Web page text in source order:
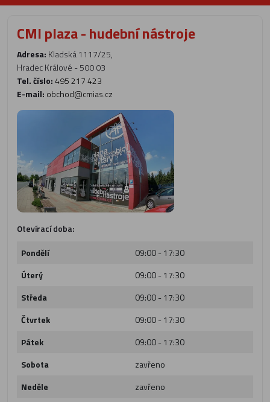
CMI plaza - hudební nástroje
Adresa: Kladská 1117/25,
Hradec Králové - 500 03
Tel. číslo:495 217 423
E-mail: obchod@cmias.cz
Otevírací doba:
Pondělí
09:00 - 17:30
Úterý
09:00 - 17:30
Středa
09:00 - 17:30
Čtvrtek
09:00 - 17:30
Pátek
09:00 - 17:30
Sobota
zavřeno
Neděle
zavřeno